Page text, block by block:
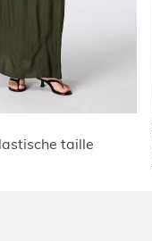
taille